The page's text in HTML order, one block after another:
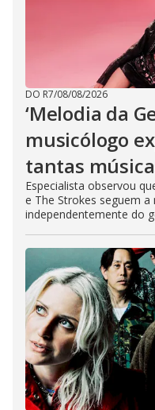
DO R7/08/08/2026
‘Melodia da
musicólogo
tantas
Especialista observou
e The Strokes seguem
independentemente do